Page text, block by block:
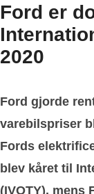
Ford er
2020
Ford gjorde
varebilspriser
Fords
blev kåret til
(IVOTY), mens